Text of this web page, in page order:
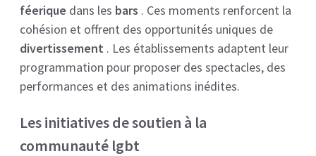
féerique dans les bars . Ces moments renforcent la
cohésion et offrent des opportunités uniques de
divertissement . Les établissements adaptent leur
programmation pour proposer des spectacles, des
performances et des animations inédites.
Les initiatives de soutien à la
communauté lgbt